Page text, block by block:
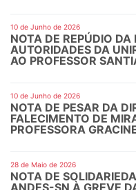
10 de Junho de 2026
NOTA DE REPÚDIO
AUTORIDADES DA
AO PROFESSOR
10 de Junho de 2026
NOTA DE PESAR DA
FALECIMENTO DE
PROFESSORA
28 de Maio de 2026
NOTA DE